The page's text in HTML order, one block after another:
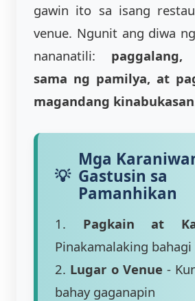
gawin ito sa isang
venue. Ngunit ang diwa
nananatili: paggalang,
sama ng pamilya, at
magandang kinabukasan
Mga
Gastusin sa
Pamanhikan
1. Pagkain at
Pinakamalaking
2. Lugar o Venue -
bahay gaganapin